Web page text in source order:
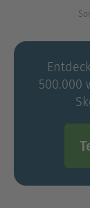
500.000